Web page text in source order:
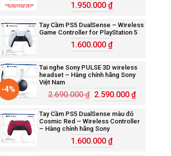
1.950.000₫
Tay Cầm PS5 DualSense – Wireless
Game Controller for PlayStation 5
1.600.000₫
-4%
Tai nghe Sony PULSE 3D wireless
headset – Hàng chính hãng Sony
Việt Nam
2.690.000₫ 2.590.000 ₫
Tay Cầm PS5 DualSense màu đỏ
Cosmic Red – Wireless Controller
– Hàng chính hãng Sony
1.600.000₫